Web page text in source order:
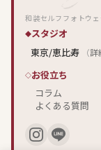
和装セルフフォトウ
スタジオ
東京/恵比寿
（詳
お役立ち
コラム
よくある質問